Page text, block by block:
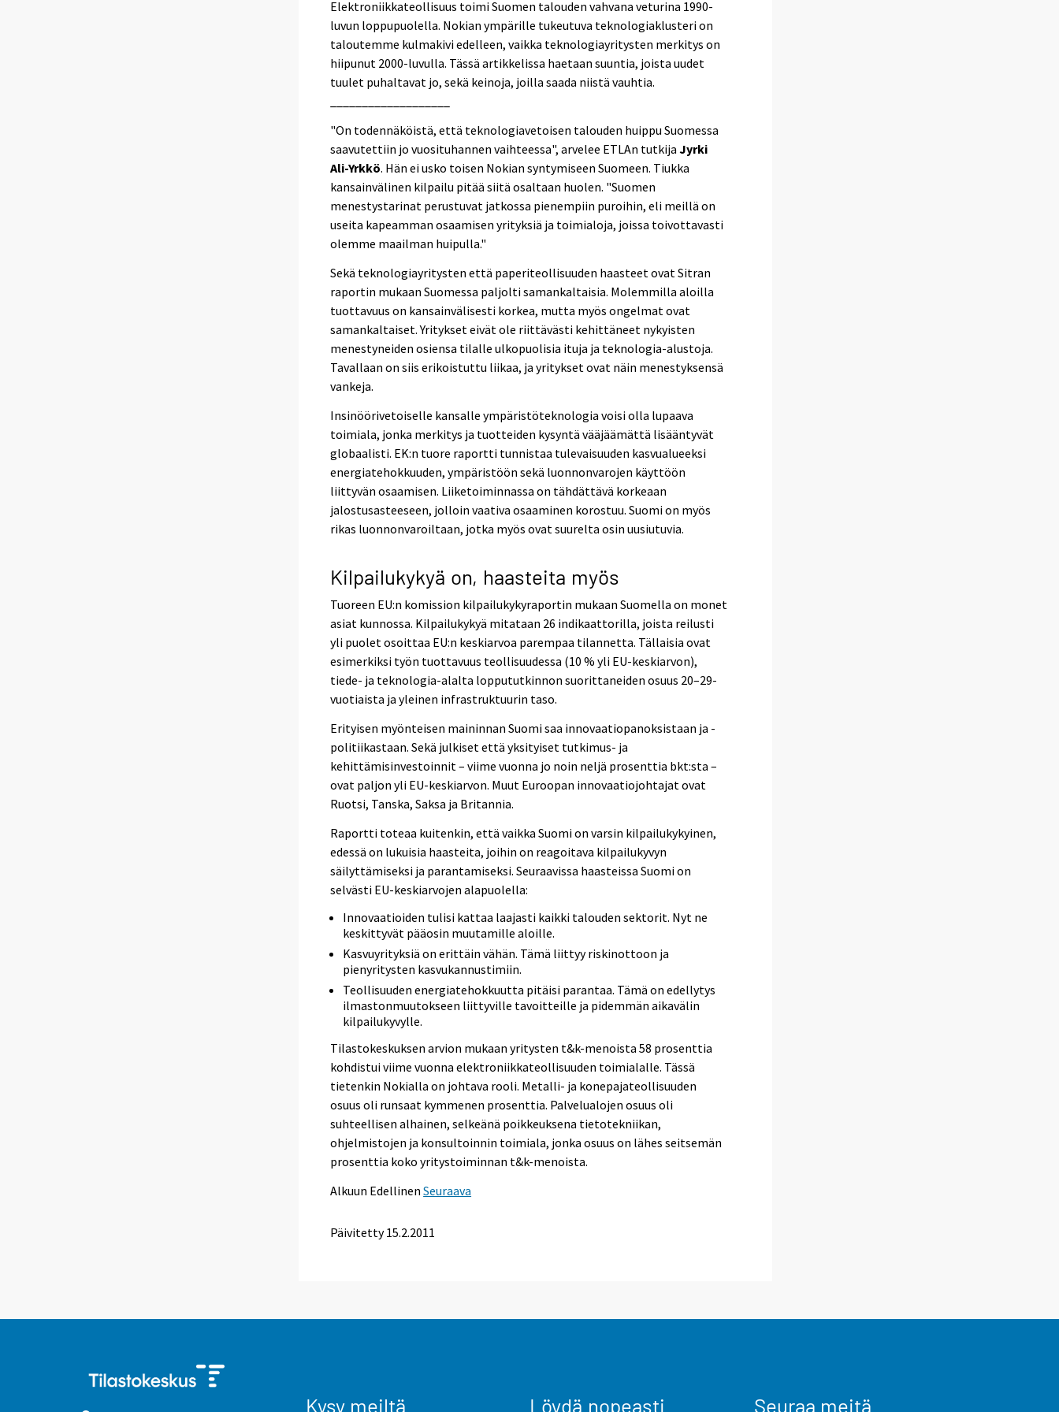
Elektroniikkateollisuus toimi Suomen talouden vahvana veturina 1990-
luvun loppupuolella. Nokian ympärille tukeutuva teknologiaklusteri on
taloutemme kulmakivi edelleen, vaikka teknologiayritysten merkitys on
hiipunut 2000-luvulla. Tässä artikkelissa haetaan suuntia, joista uudet
tuulet puhaltavat jo, sekä keinoja, joilla saada niistä vauhtia.
"On todennäköistä, että teknologiavetoisen talouden huippu Suomessa
saavutettiin jo vuosituhannen vaihteessa", arvelee ETLAn tutkijaJyrki
Ali-Yrkkö. Hän ei usko toisen Nokian syntymiseen Suomeen. Tiukka
kansainvälinen kilpailu pitää siitä osaltaan huolen. "Suomen
menestystarinat perustuvat jatkossa pienempiin puroihin, eli meillä on
useita kapeamman osaamisen yrityksiä ja toimialoja, joissa toivottavasti
olemme maailman huipulla."
Sekä teknologiayritysten että paperiteollisuuden haasteet ovat Sitran
raportin mukaan Suomessa paljolti samankaltaisia. Molemmilla aloilla
tuottavuus on kansainvälisesti korkea, mutta myös ongelmat ovat
samankaltaiset. Yritykset eivät ole riittävästi kehittäneet nykyisten
menestyneiden osiensa tilalle ulkopuolisia ituja ja teknologia-alustoja.
Tavallaan on siis erikoistuttu liikaa, ja yritykset ovat näin menestyksensä
vankeja.
Insinöörivetoiselle kansalle ympäristöteknologia voisi olla lupaava
toimiala, jonka merkitys ja tuotteiden kysyntä vääjäämättä lisääntyvät
globaalisti. EK:n tuore raportti tunnistaa tulevaisuuden kasvualueeksi
energiatehokkuuden, ympäristöön sekä luonnonvarojen käyttöön
liittyvän osaamisen. Liiketoiminnassa on tähdättävä korkeaan
jalostusasteeseen, jolloin vaativa osaaminen korostuu. Suomi on myös
rikas luonnonvaroiltaan, jotka myös ovat suurelta osin uusiutuvia.
Kilpailukykyä on, haasteita myös
Tuoreen EU:n komission kilpailukykyraportin mukaan Suomella on monet
asiat kunnossa. Kilpailukykyä mitataan 26 indikaattorilla, joista reilusti
yli puolet osoittaa EU:n keskiarvoa parempaa tilannetta. Tällaisia ovat
esimerkiksi työn tuottavuus teollisuudessa (10 % yli EU-keskiarvon),
tiede- ja teknologia-alalta loppututkinnon suorittaneiden osuus 20–29-
vuotiaista ja yleinen infrastruktuurin taso.
Erityisen myönteisen maininnan Suomi saa innovaatiopanoksistaan ja -
politiikastaan. Sekä julkiset että yksityiset tutkimus- ja
kehittämisinvestoinnit – viime vuonna jo noin neljä prosenttia bkt:sta –
ovat paljon yli EU-keskiarvon. Muut Euroopan innovaatiojohtajat ovat
Ruotsi, Tanska, Saksa ja Britannia.
Raportti toteaa kuitenkin, että vaikka Suomi on varsin kilpailukykyinen,
edessä on lukuisia haasteita, joihin on reagoitava kilpailukyvyn
säilyttämiseksi ja parantamiseksi. Seuraavissa haasteissa Suomi on
selvästi EU-keskiarvojen alapuolella:
Innovaatioiden tulisi kattaa laajasti kaikki talouden sektorit. Nyt ne
keskittyvät pääosin muutamille aloille.
Kasvuyrityksiä on erittäin vähän. Tämä liittyy riskinottoon ja
pienyritysten kasvukannustimiin.
Teollisuuden energiatehokkuutta pitäisi parantaa. Tämä on edellytys
ilmastonmuutokseen liittyville tavoitteille ja pidemmän aikavälin
kilpailukyvylle.
Tilastokeskuksen arvion mukaan yritysten t&k-menoista 58 prosenttia
kohdistui viime vuonna elektroniikkateollisuuden toimialalle. Tässä
tietenkin Nokialla on johtava rooli. Metalli- ja konepajateollisuuden
osuus oli runsaat kymmenen prosenttia. Palvelualojen osuus oli
suhteellisen alhainen, selkeänä poikkeuksena tietotekniikan,
ohjelmistojen ja konsultoinnin toimiala, jonka osuus on lähes seitsemän
prosenttia koko yritystoiminnan t&k-menoista.
Alkuun Edellinen Seuraava
Päivitetty 15.2.2011
Kysy meiltä Löydä nopeasti Seuraa meitä